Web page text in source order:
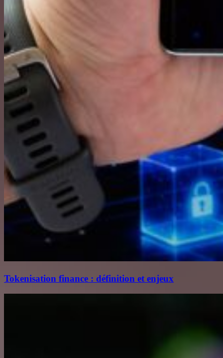
Tokenisation finance : définition et enjeux